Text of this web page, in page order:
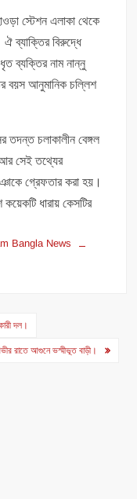
স্টেশন এলাকা থেকে
ব্যাক্তির বিরুদ্ধে
ব্যক্তির নাম নান্নু
বয়স আনুমানিক চল্লিশ
তদন্ত চলাকালীন বেঙ্গল
সেই তথ্যের
গ্রেফতার করা হয়।
ধারায় কেসটির
Bangla News
দল।
রাতে আগুনে ভস্মীভূত বাড়ী।